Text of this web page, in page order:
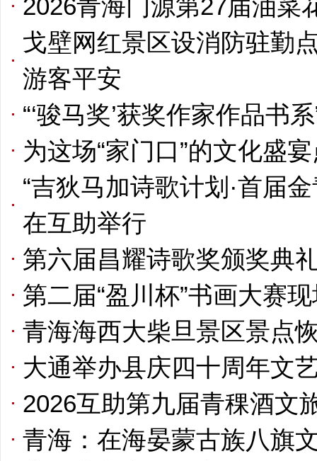
2026青海门源第27届油菜
戈壁网红景区设消防驻勤
游客平安
“‘骏马奖’获奖作家作品书
为这场“家门口”的文化盛
“吉狄马加诗歌计划·首届
在互助举行
第六届昌耀诗歌奖颁奖典
第二届“盈川杯”书画大赛
青海海西大柴旦景区景点
大通举办县庆四十周年文
2026互助第九届青稞酒文
青海：在海晏蒙古族八旗